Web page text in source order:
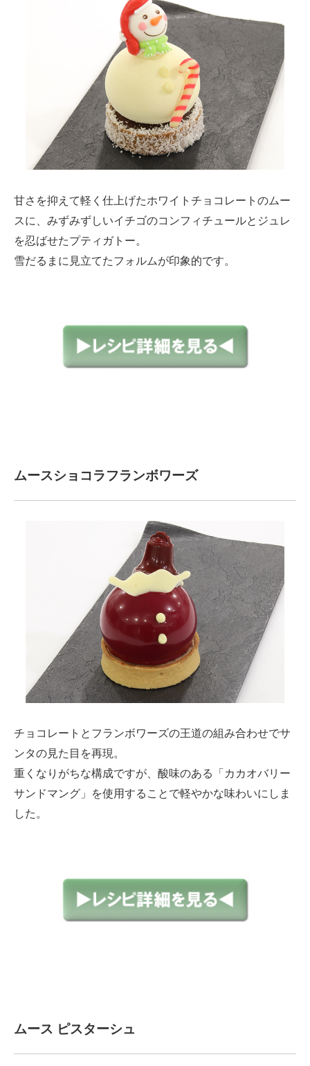
甘さを抑えて軽く仕上げたホワイトチョコレートのムー
スに、みずみずしいイチゴのコンフィチュールとジュレ
を忍ばせたプティガトー。
雪だるまに見立てたフォルムが印象的です。
ムースショコラフランボワーズ
チョコレートとフランボワーズの王道の組み合わせでサ
ンタの見た目を再現。
重くなりがちな構成ですが、酸味のある「カカオバリー
サンドマング」を使用することで軽やかな味わいにしま
した。
ムース ピスターシュ